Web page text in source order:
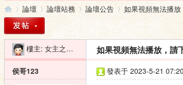
»
論壇
›
論壇站務 論壇公告
›
如果視頻無法播
樓主: 女主之家-二麻子 如果視頻無法播放，請
侯哥123 發表于 2023-5-21